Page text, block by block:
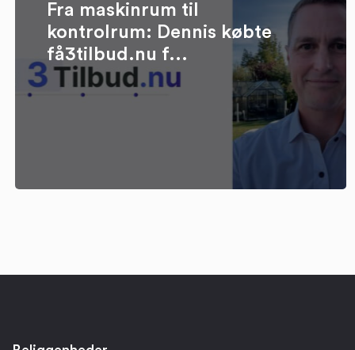
Fra maskinrum til
kontrolrum: Dennis købte
få3tilbud.nu f...